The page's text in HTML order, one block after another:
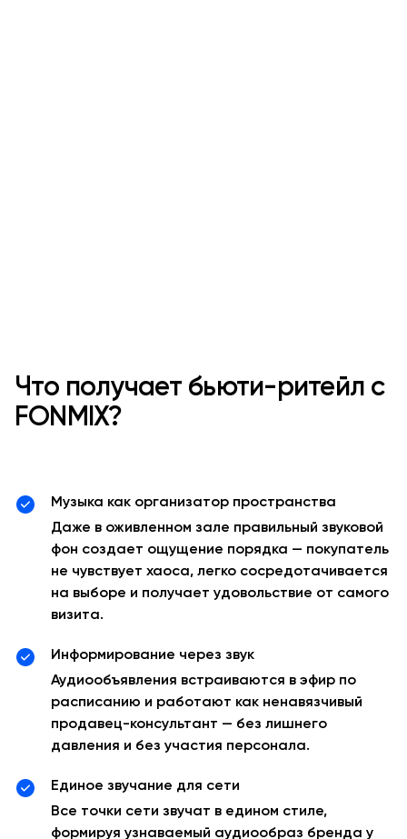
Что получает бьюти-ритейл с
FONMIX?
Музыка как организатор пространства
Даже в оживленном зале правильный звуковой
фон создает ощущение порядка — покупатель
не чувствует хаоса, легко сосредотачивается
на выборе и получает удовольствие от самого
визита.
Информирование через звук
Аудиообъявления встраиваются в эфир по
расписанию и работают как ненавязчивый
продавец-консультант — без лишнего
давления и без участия персонала.
Единое звучание для сети
Все точки сети звучат в едином стиле,
формируя узнаваемый аудиообраз бренда у